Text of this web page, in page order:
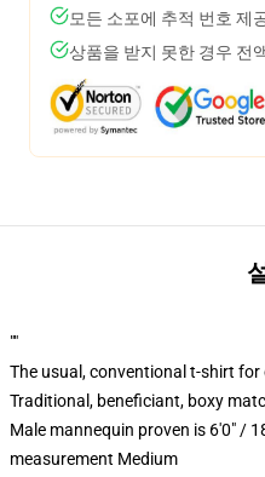
모든 소포에 추적 번호 제
상품을 받지 못한 경우 전
""
The usual, conventional t-shirt
Traditional, beneficiant, boxy
Male mannequin proven is 6'0" /
measurement Medium